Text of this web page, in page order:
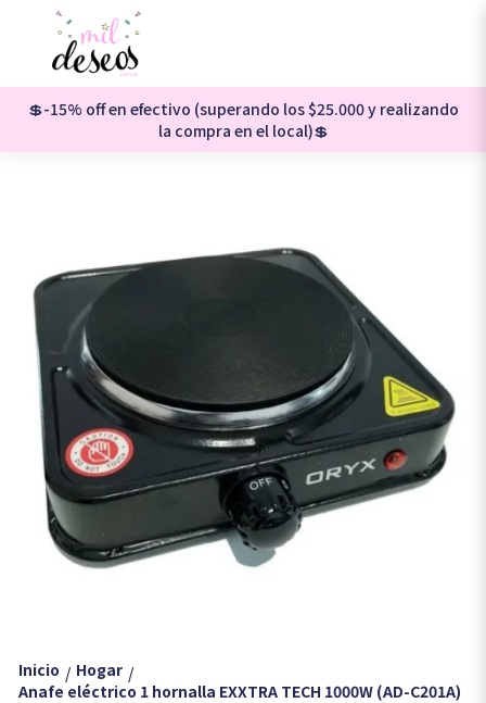
💲-15% off en efectivo (superando los $25.000 y realizando
la compra en el local)💲
Inicio / Hogar /
Anafe eléctrico 1 hornalla EXXTRA TECH 1000W (AD-C201A)